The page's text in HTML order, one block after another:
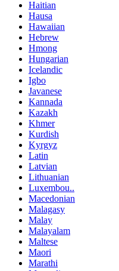
Haitian
Hausa
Hawaiian
Hebrew
Hmong
Hungarian
Icelandic
Igbo
Javanese
Kannada
Kazakh
Khmer
Kurdish
Kyrgyz
Latin
Latvian
Lithuanian
Luxembou..
Macedonian
Malagasy
Malay
Malayalam
Maltese
Maori
Marathi